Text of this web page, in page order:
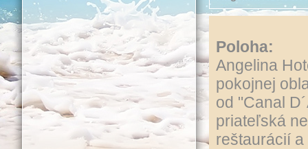
Poloha:
Angelina
pokojnej
od "Canal
priateľská
reštaurácií a